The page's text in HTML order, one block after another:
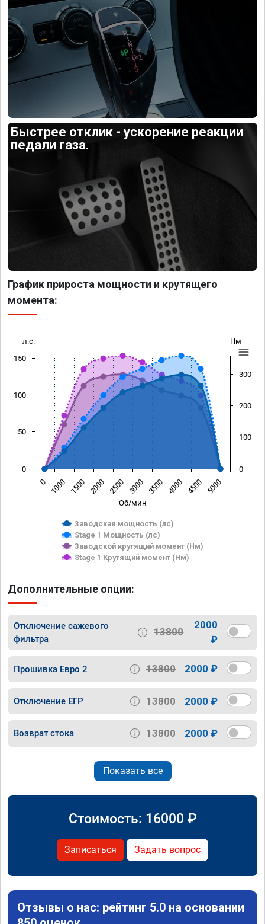
Быстрее отклик - ускорение реакции
педали газа.
График прироста мощности и крутящего
момента:
Об/мин
л.с. Нм
Заводская мощность (лс)
Stage 1 Мощность (лс)
Заводской крутящий момент (Нм)
Stage 1 Крутящий момент (Нм)
0 1000 1500 2000 2500 3000 3500 4000 4500 5000
0
50
100
150
0
100
200
300
Дополнительные опции:
Отключение сажевого
фильтра
13800
2000
₽
Прошивка Евро 2 13800 2000 ₽
Отключение ЕГР 13800 2000 ₽
Возврат стока 13800 2000 ₽
Показать все
Стоимость: 16000 ₽
Записаться Задать вопрос
Отзывы о нас: рейтинг 5.0 на основании